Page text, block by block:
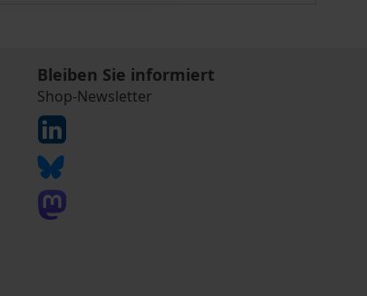
Bleiben Sie informiert
Shop-Newsletter